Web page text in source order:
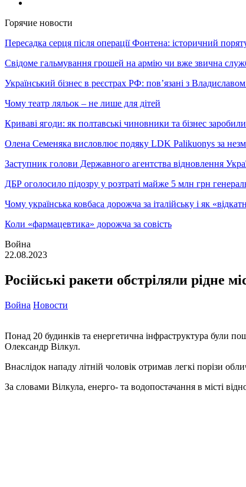
Горячие новости
Пересадка серця після операції Фонтена: історичний
Свідоме гальмування грошей на армію чи вже звична
Український бізнес в реєстрах РФ: пов’язані з
Чому театр ляльок – не лише для дітей
Криваві ягоди: як полтавські чиновники та бізнес
Олена Семеняка висловлює подяку LDK Palikuonys за
Заступник голови Державного агентства відновлення
ДБР оголосило підозру у розтраті майже 5 млн грн
Чому українська ковбаса дорожча за італійську і як
Коли «фармацевтика» дорожча за совість
Война
22.08.2023
Російські ракети обстріляли рідне
Война Новости
Понад 20 будинків та енергетична інфраструктура були
Олександр Вілкул.
Внаслідок нападу літній чоловік отримав легкі порізи
За словами Вілкула, енерго- та водопостачання в місті